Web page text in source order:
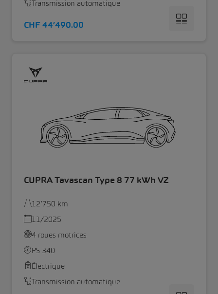
Transmission automatique
CHF 44’490.00
CUPRA Tavascan Type 8 77 kWh VZ
12’750 km
11/2025
4 roues motrices
PS 340
Électrique
Transmission automatique